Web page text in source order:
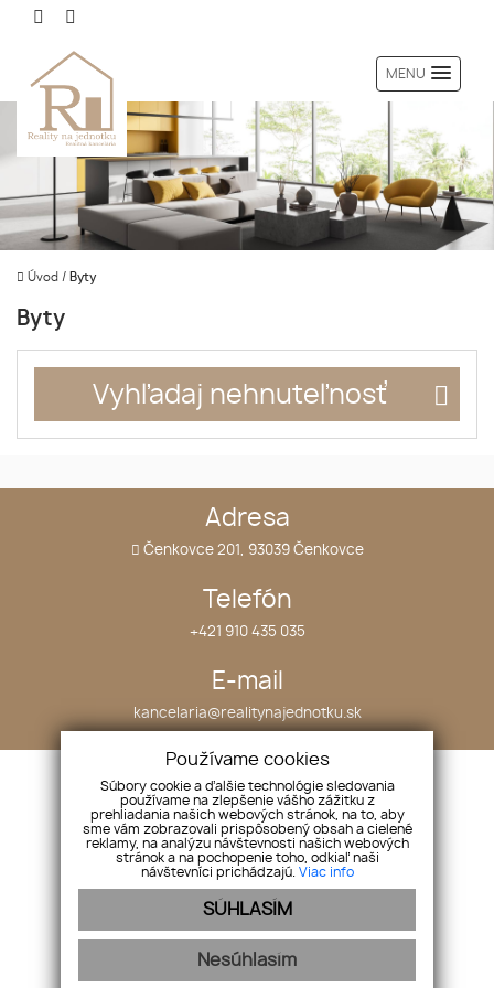
MENU
Úvod / Byty
Byty
Vyhľadaj nehnuteľnosť
Adresa
Čenkovce 201, 93039 Čenkovce
Telefón
+421 910 435 035
E-mail
kancelaria@realitynajednotku.sk
O nás
Náš tím
Naše služby
Nehnuteľnosti
Byty
Domy
Pozemky
Objekty
Kontakt
webex.digital - REALVIA.sk
Používame cookies
Súbory cookie a ďalšie technológie sledovania
používame na zlepšenie vášho zážitku z
prehliadania našich webových stránok, na to, aby
sme vám zobrazovali prispôsobený obsah a cielené
reklamy, na analýzu návštevnosti našich webových
stránok a na pochopenie toho, odkiaľ naši
návštevníci prichádzajú. Viac info
SÚHLASÍM
Nesúhlasím